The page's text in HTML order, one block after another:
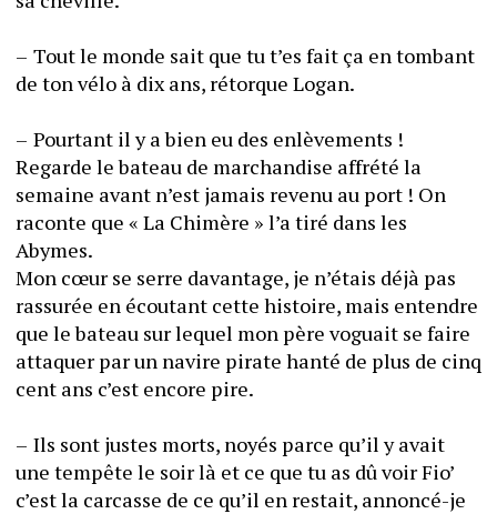
–	Tout le monde sait que tu t’es fait ça en tombant
–	Pourtant il y a bien eu des enlèvements !
Regarde le bateau de marchandise affrété la
semaine avant n’est jamais revenu au port ! On
raconte que « La Chimère » l’a tiré dans les
Mon cœur se serre davantage, je n’étais déjà pas
rassurée en écoutant cette histoire, mais entendre
que le bateau sur lequel mon père voguait se faire
attaquer par un navire pirate hanté de plus de cinq
–	Ils sont justes morts, noyés parce qu’il y avait
une tempête le soir là et ce que tu as dû voir Fio’
c’est la carcasse de ce qu’il en restait, annoncé-je